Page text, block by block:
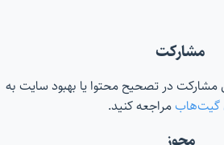
مشارکت
مشارکت در تصحیح محتوا یا بهبود سایت به
گیت‌هابمراجعه کنید.